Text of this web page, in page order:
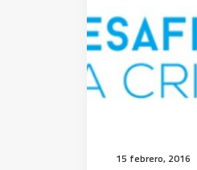
15 febrero, 2016